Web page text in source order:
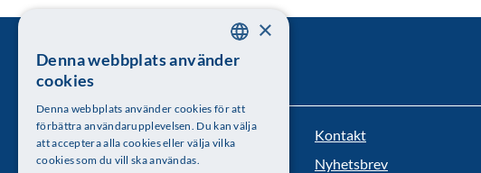
Kungl. Vetenskapsakademien
Kontakt
Nyhetsbrev
SWEDISH
×
Denna webbplats använder
cookies
Denna webbplats använder cookies för att
förbättra användarupplevelsen. Du kan välja
att acceptera alla cookies eller välja vilka
cookies som du vill ska användas.